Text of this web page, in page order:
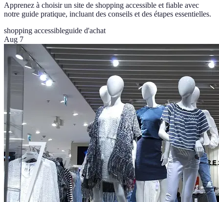
Apprenez à choisir un site de shopping accessible et fiable avec
notre guide pratique, incluant des conseils et des étapes essentielles.
shopping accessibleguide d'achat
Aug 7